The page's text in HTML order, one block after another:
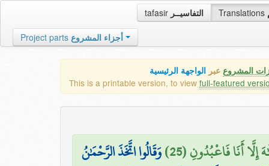
tafasir التفاسيــر Translations
Project parts أجزاء المشروع
المشروع عبر الواجهة الرئيسية
This is a printable version, to view full-featured
أَنَا فَاعْبُدُونِ (25)
وَقَالُوا اتَّخَذَ الرَّحْمَٰنُ